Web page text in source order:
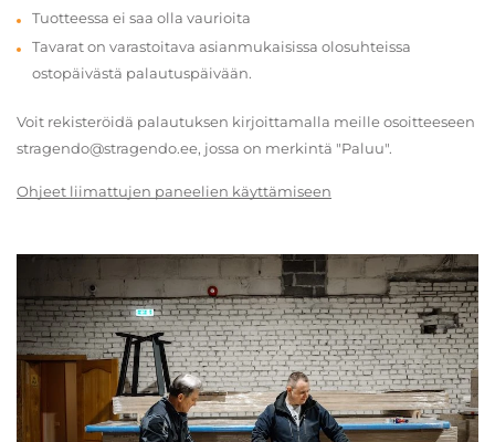
Tuotteessa ei saa olla vaurioita
Tavarat on varastoitava asianmukaisissa olosuhteissa
ostopäivästä palautuspäivään.
Voit rekisteröidä palautuksen kirjoittamalla meille osoitteeseen
stragendo@stragendo.ee, jossa on merkintä "Paluu".
Ohjeet liimattujen paneelien käyttämiseen